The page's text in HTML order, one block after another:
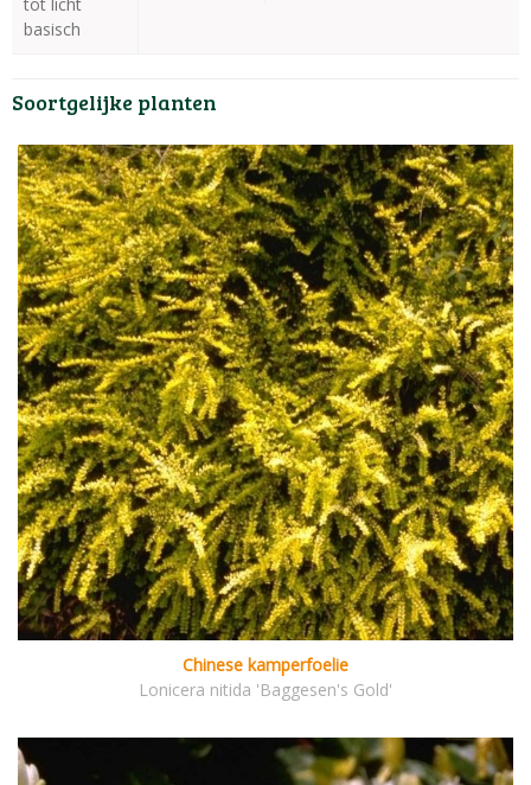
tot licht
basisch
Soortgelijke planten
Chinese kamperfoelie
Lonicera nitida 'Baggesen's Gold'